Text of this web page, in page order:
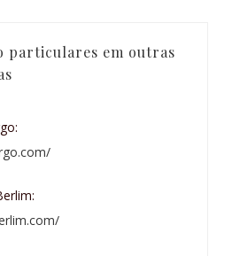
particulares em outras